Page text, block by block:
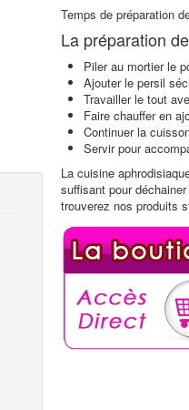
Temps de préparation
La préparation
Piler au mortier le
Ajouter le persil
Travailler le tout
Faire chauffer en
Continuer la
Servir pour
La cuisine
suffisant pour
trouverez nos produits